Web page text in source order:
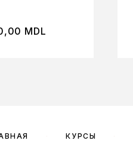
MDL
КУРСЫ